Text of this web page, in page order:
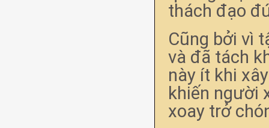
thách đạo
Cũng bởi vì
và đã tách
này ít khi
khiến người
xoay trở